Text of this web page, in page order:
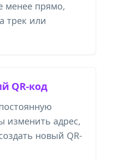
менее прямо,
трек или
QR-код
изменить адрес,
новый QR-